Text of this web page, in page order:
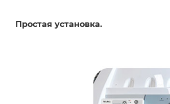
Простая установка.